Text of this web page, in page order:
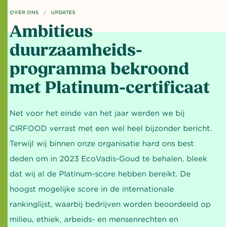
OVER ONS UPDATES
HUIDIGE PAGINA: AMBITIEUS DUURZAAMHEIDS-PROGRAMMA BEKROOND
Ambitieus
duurzaamheids-
programma bekroond
met Platinum-certificaat
Net voor het einde van het jaar werden we bij
CIRFOOD verrast met een wel heel bijzonder bericht.
Terwijl wij binnen onze organisatie hard ons best
deden om in 2023 EcoVadis-Goud te behalen, bleek
dat wij al de Platinum-score hebben bereikt. De
hoogst mogelijke score in de internationale
rankinglijst, waarbij bedrijven worden beoordeeld op
milieu, ethiek, arbeids- en mensenrechten en